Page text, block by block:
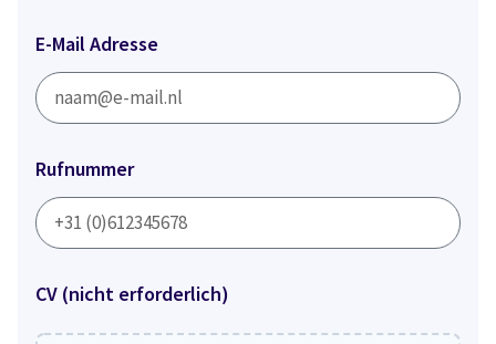
E-Mail Adresse
Rufnummer
CV (nicht erforderlich)